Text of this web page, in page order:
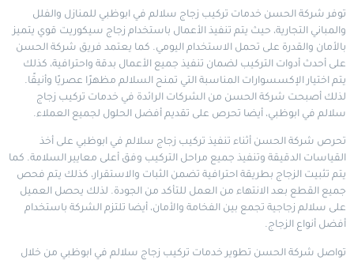
توفر شركة الحسن خدمات تركيب زجاج سلالم في ابوظبي للمنازل والفلل
والمباني التجارية، حيث يتم تنفيذ الأعمال باستخدام زجاج سيكوريت قوي يتميز
بالأمان والقدرة على تحمل الاستخدام اليومي. كما يعتمد فريق شركة الحسن
على أحدث أدوات التركيب لضمان تنفيذ جميع الأعمال بدقة واحترافية، كذلك
يتم اختيار الإكسسوارات المناسبة التي تمنح السلالم مظهرًا عصريًا وأنيقًا.
لذلك أصبحت شركة الحسن من الشركات الرائدة في خدمات تركيب زجاج
سلالم في ابوظبي، أيضا تحرص على تقديم أفضل الحلول لجميع العملاء.
تحرص شركة الحسن أثناء تنفيذ تركيب زجاج سلالم في ابوظبي على أخذ
القياسات الدقيقة وتنفيذ جميع مراحل التركيب وفق أعلى معايير السلامة. كما
يتم تثبيت الزجاج بطريقة احترافية تضمن الثبات والاستقرار، كذلك يتم فحص
جميع القطع بعد الانتهاء من العمل للتأكد من الجودة. لذلك يحصل العميل
على سلالم زجاجية تجمع بين الفخامة والأمان، أيضا تلتزم الشركة باستخدام
أفضل أنواع الزجاج.
تواصل شركة الحسن تطوير خدمات تركيب زجاج سلالم في ابوظبي من خلال